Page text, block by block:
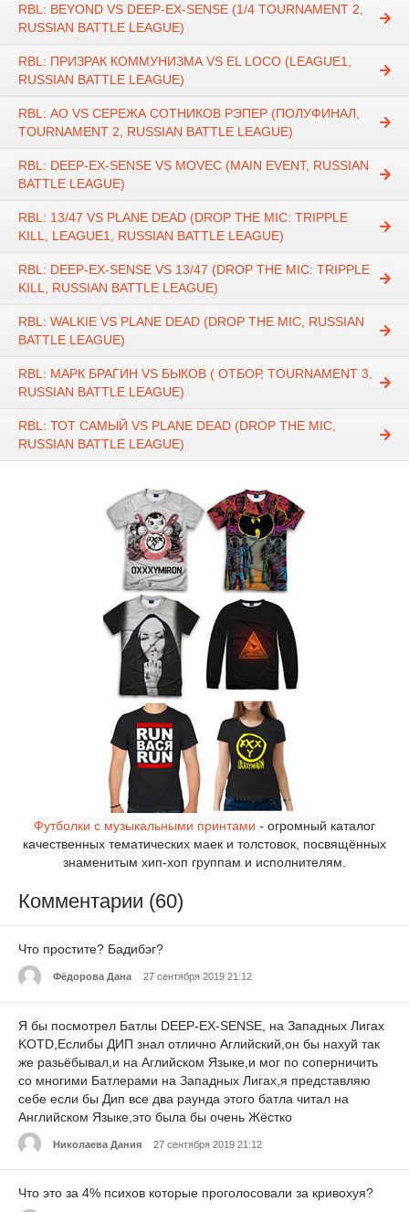
RBL: BEYOND VS DEEP-EX-SENSE (1/4 TOURNAMENT 2,
RUSSIAN BATTLE LEAGUE)
RBL: ПРИЗРАК КОММУНИЗМА VS EL LOCO (LEAGUE1,
RUSSIAN BATTLE LEAGUE)
RBL: АО VS СЕРЕЖА СОТНИКОВ РЭПЕР (ПОЛУФИНАЛ,
TOURNAMENT 2, RUSSIAN BATTLE LEAGUE)
RBL: DEEP-EX-SENSE VS MOVEC (MAIN EVENT, RUSSIAN
BATTLE LEAGUE)
RBL: 13/47 VS PLANE DEAD (DROP THE MIC: TRIPPLE
KILL, LEAGUE1, RUSSIAN BATTLE LEAGUE)
RBL: DEEP-EX-SENSE VS 13/47 (DROP THE MIC: TRIPPLE
KILL, RUSSIAN BATTLE LEAGUE)
RBL: WALKIE VS PLANE DEAD (DROP THE MIC, RUSSIAN
BATTLE LEAGUE)
RBL: МАРК БРАГИН VS БЫКОВ ( ОТБОР, TOURNAMENT 3,
RUSSIAN BATTLE LEAGUE)
RBL: ТОТ САМЫЙ VS PLANE DEAD (DROP THE MIC,
RUSSIAN BATTLE LEAGUE)
Футболки с музыкальными принтами - огромный каталог
качественных тематических маек и толстовок, посвящённых
знаменитым хип-хоп группам и исполнителям.
Комментарии (60)
Что простите? Бадибэг?
Фёдорова Дана 27 сентября 2019 21:12
Я бы посмотрел Батлы DEEP-EX-SENSE, на Западных Лигах
KOTD,Еслибы ДИП знал отлично Аглийский,он бы нахуй так
же разьёбывал,и на Аглийском Языке,и мог по соперничить
со многими Батлерами на Западных Лигах,я представляю
себе если бы Дип все два раунда этого батла читал на
Английском Языке,это была бы очень Жёстко
Николаева Дания 27 сентября 2019 21:12
Что это за 4% психов которые проголосовали за кривохуя?